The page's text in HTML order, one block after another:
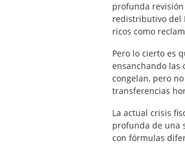
profunda
redistributivo del
ricos como
Pero lo cierto es
ensanchando las
congelan, pero
transferencias
La actual crisis
profunda de una
con fórmulas